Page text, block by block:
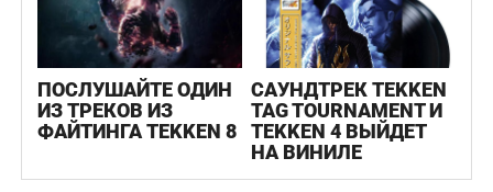
ПОСЛУШАЙТЕ ОДИН
ИЗ ТРЕКОВ ИЗ
ФАЙТИНГА TEKKEN 8
САУНДТРЕК TEKKEN
TAG TOURNAMENT И
TEKKEN 4 ВЫЙДЕТ
НА ВИНИЛЕ